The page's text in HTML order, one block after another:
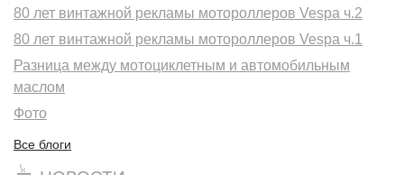
80 лет винтажной рекламы мотороллеров Vespa ч.2
80 лет винтажной рекламы мотороллеров Vespa ч.1
Разница между мотоциклетным и автомобильным
маслом
Фото
Все блоги